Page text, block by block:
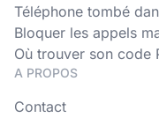
Téléphone tombé
Bloquer les appels
Où trouver son code
A PROPOS
Contact